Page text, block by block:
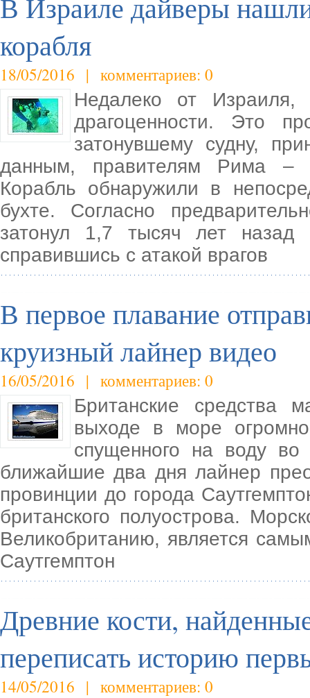
корабля
18/05/2016 | комментариев: 0
Недалеко от Израиля,
драгоценности. Это
затонувшему судну,
данным, правителям Рима –
Корабль обнаружили в
бухте. Согласно
затонул 1,7 тысяч лет
справившись с атакой врагов
В первое плавание
круизный лайнер видео
16/05/2016 | комментариев: 0
Британские средства
выходе в море
спущенного на воду
ближайшие два дня лайнер
провинции до города
британского полуострова.
Великобританию, является
Саутгемптон
Древние кости,
переписать историю
14/05/2016 | комментариев: 0